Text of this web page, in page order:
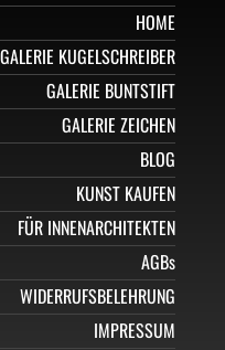
HOME
GALERIE KUGELSCHREIBER
GALERIE BUNTSTIFT
GALERIE ZEICHEN
BLOG
KUNST KAUFEN
FÜR INNENARCHITEKTEN
AGBs
WIDERRUFSBELEHRUNG
IMPRESSUM